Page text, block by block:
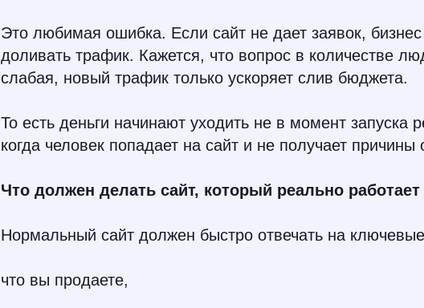
Это любимая ошибка. Если сайт не дает заявок,
доливать трафик. Кажется, что вопрос в количестве
слабая, новый трафик только ускоряет слив бюджета.
То есть деньги начинают уходить не в момент запуска
когда человек попадает на сайт и не получает причины
Что должен делать сайт, который реально работает
Нормальный сайт должен быстро отвечать на
что вы продаете,